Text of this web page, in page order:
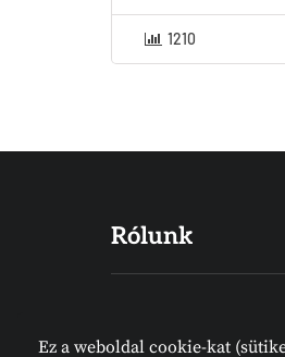
1210
Rólunk
Igéje, amelyet
Ez a weboldal cookie-kat